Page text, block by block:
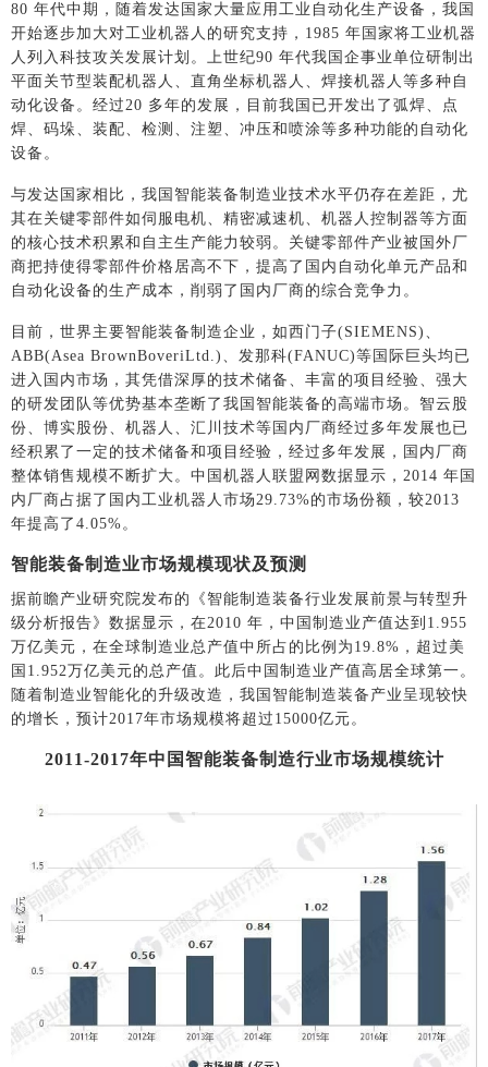
80 年代中期，随着发达国家大量应用工业自动化生产设备，我国
开始逐步加大对工业机器人的研究支持，1985 年国家将工业机器
人列入科技攻关发展计划。上世纪90 年代我国企事业单位研制出
平面关节型装配机器人、直角坐标机器人、焊接机器人等多种自
动化设备。经过20 多年的发展，目前我国已开发出了弧焊、点
焊、码垛、装配、检测、注塑、冲压和喷涂等多种功能的自动化
设备。
与发达国家相比，我国智能装备制造业技术水平仍存在差距，尤
其在关键零部件如伺服电机、精密减速机、机器人控制器等方面
的核心技术积累和自主生产能力较弱。关键零部件产业被国外厂
商把持使得零部件价格居高不下，提高了国内自动化单元产品和
自动化设备的生产成本，削弱了国内厂商的综合竞争力。
目前，世界主要智能装备制造企业，如西门子(SIEMENS)、
ABB(Asea BrownBoveriLtd.)、发那科(FANUC)等国际巨头均已
进入国内市场，其凭借深厚的技术储备、丰富的项目经验、强大
的研发团队等优势基本垄断了我国智能装备的高端市场。智云股
份、博实股份、机器人、汇川技术等国内厂商经过多年发展也已
经积累了一定的技术储备和项目经验，经过多年发展，国内厂商
整体销售规模不断扩大。中国机器人联盟网数据显示，2014 年国
内厂商占据了国内工业机器人市场29.73%的市场份额，较2013
年提高了4.05%。
智能装备制造业市场规模现状及预测
据前瞻产业研究院发布的《智能制造装备行业发展前景与转型升
级分析报告》数据显示，在2010 年，中国制造业产值达到1.955
万亿美元，在全球制造业总产值中所占的比例为19.8%，超过美
国1.952万亿美元的总产值。此后中国制造业产值高居全球第一。
随着制造业智能化的升级改造，我国智能制造装备产业呈现较快
的增长，预计2017年市场规模将超过15000亿元。
2011-2017年中国智能装备制造行业市场规模统计